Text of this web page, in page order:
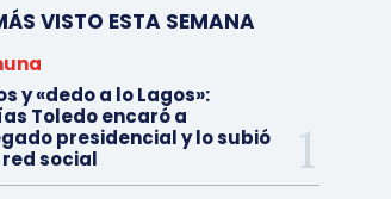
VISTO ESTA SEMANA
y «dedo a lo Lagos»:
Toledo encaró a
presidencial y lo subió
red social